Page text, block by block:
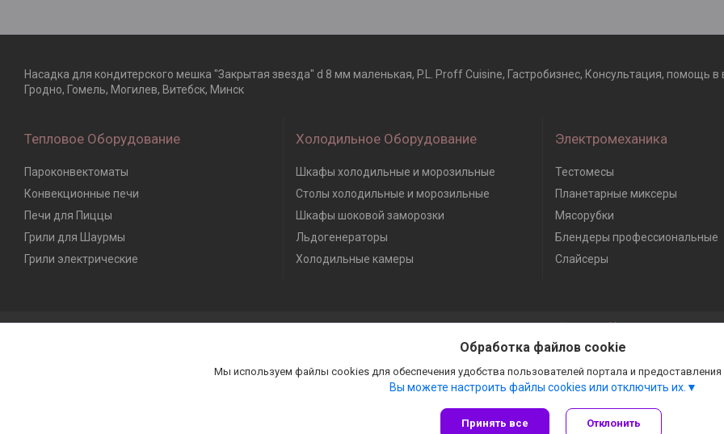
Насадка для кондитерского мешка "Закрытая звезда" d 8 мм маленькая, P.L. Proff Cuisine, Гастробизнес, Консультация, помощь
Гродно, Гомель, Могилев, Витебск, Минск
Тепловое Оборудование
Пароконвектоматы
Конвекционные печи
Печи для Пиццы
Грили для Шаурмы
Грили электрические
Холодильное Оборудование
Шкафы холодильные и морозильные
Столы холодильные и морозильные
Шкафы шоковой заморозки
Льдогенераторы
Холодильные камеры
Электромеханика
Тестомесы
Планетарные миксеры
Мясорубки
Блендеры профессиональные
Слайсеры
Сайт создан на платформе Deal.by
Политика обработки файлов cookies
Обработка файлов cookie
Мы используем файлы cookies для обеспечения удобства пользователей портала и
Вы можете настроить файлы cookies или отключить их.
Принять все Отклонить
Гастробизнес |
Пожаловаться на контент
Select Language ▼